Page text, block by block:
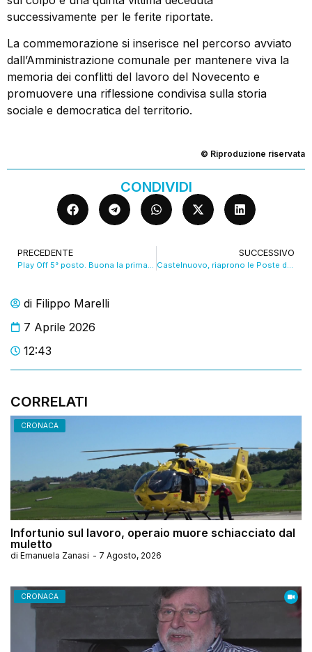
di Filippo Marelli
7 Aprile 2026
12:43
CORRELATI
CRONACA
Infortunio sul lavoro, operaio muore schiacciato dal
muletto
di Emanuela Zanasi - 7 Agosto, 2026
CRONACA
successivamente per le ferite riportate.
La commemorazione si inserisce nel percorso avviato
dall’Amministrazione comunale per mantenere viva la
memoria dei conflitti del lavoro del Novecento e
promuovere una riflessione condivisa sulla storia
sociale e democratica del territorio.
© Riproduzione riservata
CONDIVIDI
PRECEDENTE SUCCESSIVO